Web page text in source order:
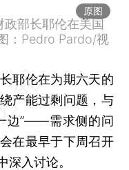
原图
部长耶伦在美国
：Pedro Pardo/视
耶伦在为期六天的
产能过剩问题，与
边”——需求侧的问
在最早于下周召开
深入讨论。